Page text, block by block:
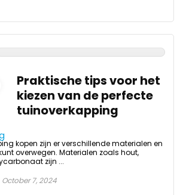
Praktische tips voor het
kiezen van de perfecte
tuinoverkapping
kopen zijn er verschillende materialen en
overwegen. Materialen zoals hout,
zijn ...
October 7, 2024